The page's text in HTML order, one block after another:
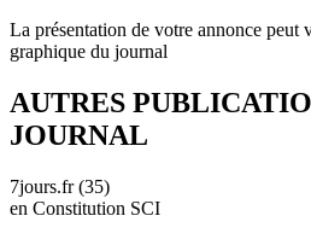
La présentation de votre annonce peut
graphique du journal
AUTRES
JOURNAL
7jours.fr (35)
en Constitution SCI